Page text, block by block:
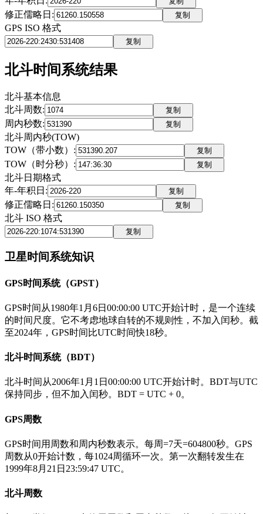
修正儒略日 : 复制
GPS ISO 格式
复制
北斗时间系统结果
北斗基本信息
北斗周数: 复制
周内秒数: 复制
北斗周内秒(TOW)
TOW（带小数） : 复制
TOW（时分秒） : 复制
北斗日期格式
年-年积日 : 复制
修正儒略日 : 复制
北斗 ISO 格式
复制
卫星时间系统知识
GPS时间系统（GPST）
GPS时间从1980年1月6日00:00:00 UTC开始计时，是一个连续
的时间尺度。它不考虑地球自转的不规则性，不加入闰秒。截
至2024年，GPS时间比UTC时间快18秒。
北斗时间系统（BDT）
北斗时间从2006年1月1日00:00:00 UTC开始计时。BDT与UTC
保持同步，但不加入闰秒。BDT = UTC + 0。
GPS周数
GPS时间用周数和周内秒数表示。每周=7天=604800秒。GPS
周数从0开始计数，每1024周循环一次。第一次翻转发生在
1999年8月21日23:59:47 UTC。
北斗周数